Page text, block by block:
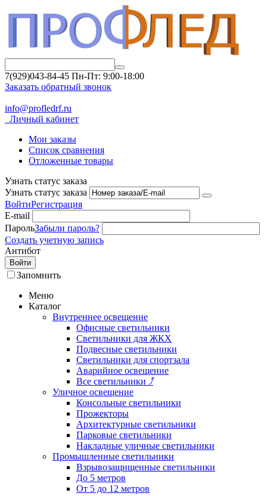
7(929)043-84-45 Пн-Пт: 9:00-18:00
Заказать обратный звонок
info@profledrf.ru
Личный кабинет
Мои заказы
Список сравнения
Отложенные товары
Узнать статус заказа
Узнать статус заказа
ВойтиРегистрация
E-mail
ПарольЗабыли пароль?
Создать учетную запись
Антибот
Войти
Запомнить
Меню
Каталог
Внутреннее освещение
Офисные светильники
Светильники для ЖКХ
Подвесные светильники
Светильники для спортзала
Аварийное освещение
Все светильники ⤴
Уличное освещение
Консольные светильники
Прожекторы
Архитектурные светильники
Парковые светильники
Накладные уличные светильники
Промышленные светильники
Взрывозащищенные светильники
До 5 метров
От 5 до 12 метров